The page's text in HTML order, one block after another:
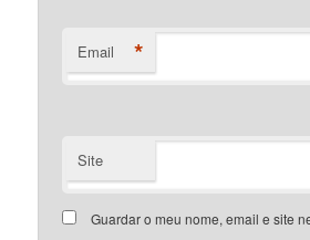
Email *
Site
Guardar o meu nome, email e site